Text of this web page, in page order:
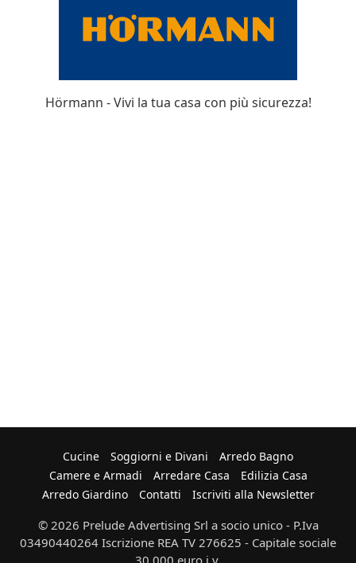
Hörmann - Vivi la tua casa con più sicurezza!
Cucine Soggiorni e Divani
Arredo Bagno
Camere e Armadi
Arredare Casa
Edilizia Casa
Arredo Giardino
Contatti Iscriviti alla Newsletter
© 2026 Prelude Advertising Srl a socio unico - P.Iva
03490440264 Iscrizione REA TV 276625 - Capitale sociale
30.000 euro i.v.